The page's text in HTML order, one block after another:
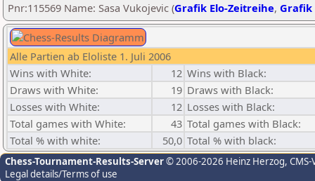
Pnr:115569 Name: Sasa Vukojevic (Grafik Elo-Zeitreihe, Grafik
Alle Partien ab Eloliste 1. Juli 2006
Wins with White:
12 Wins with Black:
Draws with White:
19 Draws with Black:
Losses with White:
12 Losses with Black:
Total games with White:
43 Total games with Black:
Total % with white:
50,0 Total % with black:
Chess-Tournament-Results-Server© 2006-2026 Heinz Herzog,
Legal details/Terms of use